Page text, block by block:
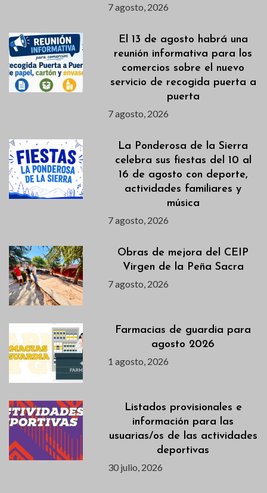
7 agosto, 2026
El 13 de agosto habrá una
reunión informativa para los
comercios sobre el nuevo
servicio de recogida puerta a
puerta
7 agosto, 2026
La Ponderosa de la Sierra
celebra sus fiestas del 10 al
16 de agosto con deporte,
actividades familiares y
música
7 agosto, 2026
Obras de mejora del CEIP
Virgen de la Peña Sacra
7 agosto, 2026
Farmacias de guardia para
agosto 2026
1 agosto, 2026
Listados provisionales e
información para las
usuarias/os de las actividades
deportivas
30 julio, 2026